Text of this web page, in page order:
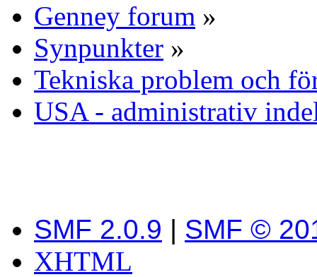
Genney forum »
Synpunkter »
Tekniska problem och
USA - administrativ
SMF 2.0.9 | SMF ©
XHTML